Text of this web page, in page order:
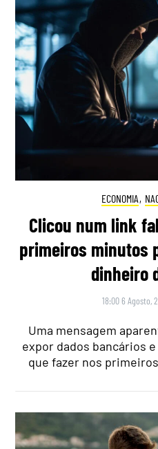
ECONOMIA,
Clicou num link
primeiros minutos
dinheiro
18:00 6 Agosto,
Uma mensagem
expor dados bancários
que fazer nos